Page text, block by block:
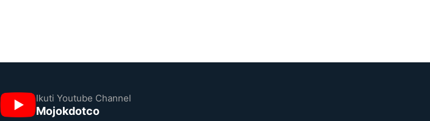
Ikuti Youtube Channel
Mojokdotco